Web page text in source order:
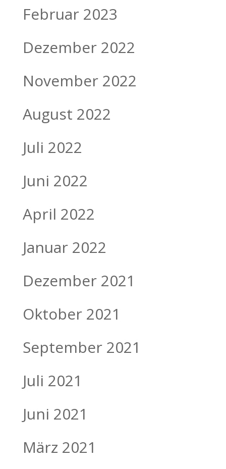
Februar 2023
Dezember 2022
November 2022
August 2022
Juli 2022
Juni 2022
April 2022
Januar 2022
Dezember 2021
Oktober 2021
September 2021
Juli 2021
Juni 2021
März 2021